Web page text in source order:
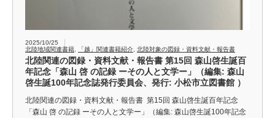
2025/10/25
北陸地域関連書籍
「越」関連書籍紹介 北陸対象の図録・資料文献・報告書
北陸関連の図録・資料文献・報告書 第15回 森山啓生誕百
年記念「森山 啓 の記録 ーその人と文学ー」（編集: 森山
啓生誕100年記念誌発行委員会、発行: 小松市立図書館 ）
北陸関連の図録・資料文献・報告書 第15回 森山啓生誕百年記念
「森山 啓 の記録 ーその人と文学ー」（編集: 森山啓生誕100年記念